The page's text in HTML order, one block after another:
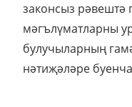
законсыз рәвештә
мәгълүматларны
булучыларның
нәтиҗәләре